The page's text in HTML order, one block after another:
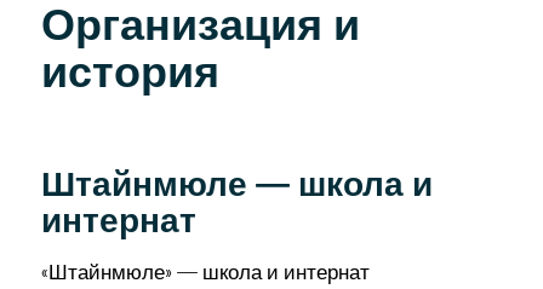
Организация и
история
Штайнмюле — школа и
интернат
«Штайнмюле» — школа и интернат